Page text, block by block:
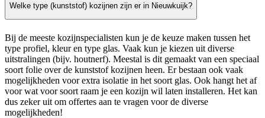
Welke type (kunststof) kozijnen zijn er in Nieuwkuijk?
Bij de meeste kozijnspecialisten kun je de keuze maken tussen het
type profiel, kleur en type glas. Vaak kun je kiezen uit diverse
uitstralingen (bijv. houtnerf). Meestal is dit gemaakt van een speciaal
soort folie over de kunststof kozijnen heen. Er bestaan ook vaak
mogelijkheden voor extra isolatie in het soort glas. Ook hangt het af
voor wat voor soort raam je een kozijn wil laten installeren. Het kan
dus zeker uit om offertes aan te vragen voor de diverse
mogelijkheden!